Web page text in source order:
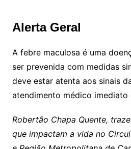
Alerta Geral
A febre maculosa é uma
ser prevenida com medidas
deve estar atenta aos sinais
atendimento médico imediato
Robertão Chapa Quente,
que impactam a vida no